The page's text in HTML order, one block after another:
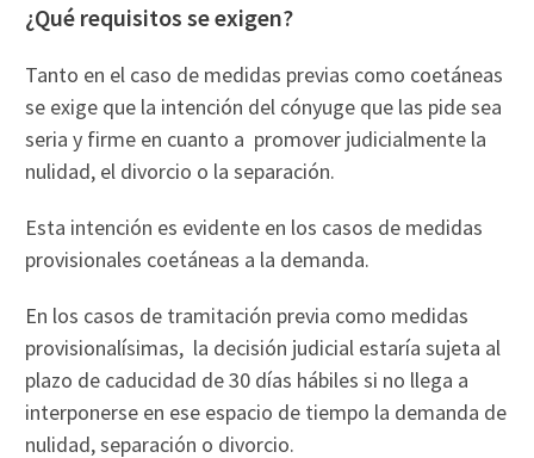
¿Qué requisitos se exigen?
Tanto en el caso de medidas previas como coetáneas
se exige que la intención del cónyuge que las pide sea
seria y firme en cuanto a promover judicialmente la
nulidad, el divorcio o la separación.
Esta intención es evidente en los casos de medidas
provisionales coetáneas a la demanda.
En los casos de tramitación previa como medidas
provisionalísimas, la decisión judicial estaría sujeta al
plazo de caducidad de 30 días hábiles si no llega a
interponerse en ese espacio de tiempo la demanda de
nulidad, separación o divorcio.